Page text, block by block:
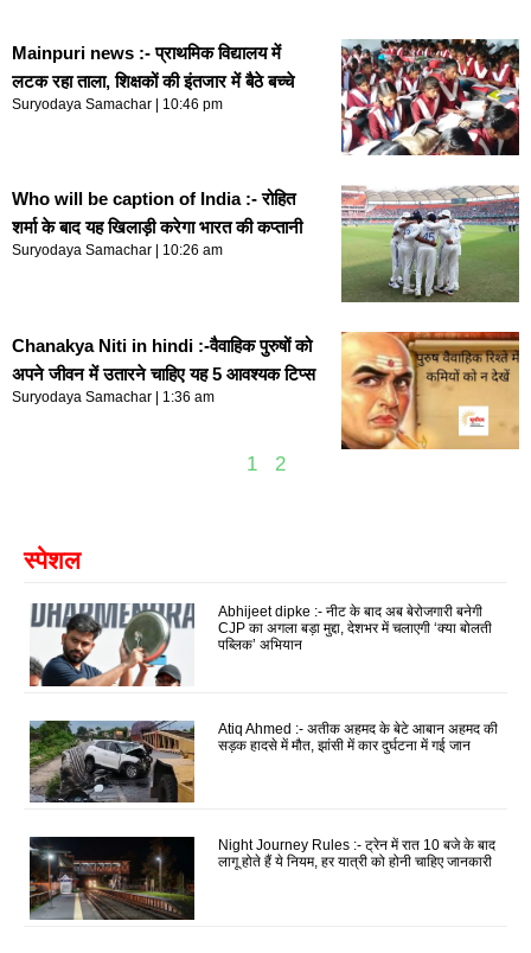
Mainpuri news :- प्राथमिक विद्यालय में
लटक रहा ताला, शिक्षकों की इंतजार में बैठे बच्चे
Suryodaya Samachar 10:46 pm
Who will be caption of India :- रोहित
शर्मा के बाद यह खिलाड़ी करेगा भारत की कप्तानी
Suryodaya Samachar 10:26 am
Chanakya Niti in hindi :-वैवाहिक पुरुषों को
अपने जीवन में उतारने चाहिए यह 5 आवश्यक टिप्स
Suryodaya Samachar 1:36 am
1 2
स्पेशल
Abhijeet dipke :- नीट के बाद अब बेरोजगारी बनेगी
CJP का अगला बड़ा मुद्दा, देशभर में चलाएगी ‘क्या बोलती
पब्लिक’ अभियान
Atiq Ahmed :- अतीक अहमद के बेटे आबान अहमद की
सड़क हादसे में मौत, झांसी में कार दुर्घटना में गई जान
Night Journey Rules :- ट्रेन में रात 10 बजे के बाद
लागू होते हैं ये नियम, हर यात्री को होनी चाहिए जानकारी